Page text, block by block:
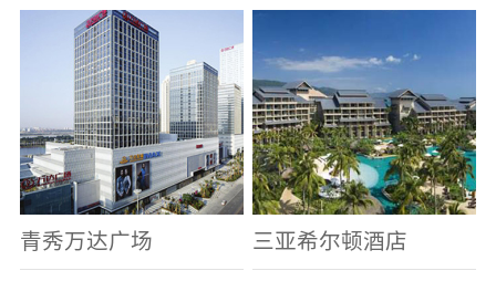
青秀万达广场 三亚希尔顿酒店